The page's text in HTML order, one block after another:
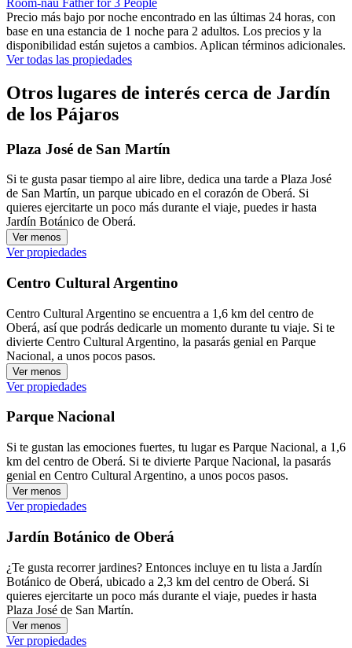
Precio más bajo por noche encontrado en las últimas 24 horas, con
base en una estancia de 1 noche para 2 adultos. Los precios y la
disponibilidad están sujetos a cambios. Aplican términos adicionales.
Ver todas las propiedades
Otros lugares de interés cerca de Jardín
de los Pájaros
Plaza José de San Martín
Si te gusta pasar tiempo al aire libre, dedica una tarde a Plaza José
de San Martín, un parque ubicado en el corazón de Oberá. Si
quieres ejercitarte un poco más durante el viaje, puedes ir hasta
Jardín Botánico de Oberá.
Ver menos
Ver propiedades
Centro Cultural Argentino
Centro Cultural Argentino se encuentra a 1,6 km del centro de
Oberá, así que podrás dedicarle un momento durante tu viaje. Si te
divierte Centro Cultural Argentino, la pasarás genial en Parque
Nacional, a unos pocos pasos.
Ver menos
Ver propiedades
Parque Nacional
Si te gustan las emociones fuertes, tu lugar es Parque Nacional, a 1,6
km del centro de Oberá. Si te divierte Parque Nacional, la pasarás
genial en Centro Cultural Argentino, a unos pocos pasos.
Ver menos
Ver propiedades
Jardín Botánico de Oberá
¿Te gusta recorrer jardines? Entonces incluye en tu lista a Jardín
Botánico de Oberá, ubicado a 2,3 km del centro de Oberá. Si
quieres ejercitarte un poco más durante el viaje, puedes ir hasta
Plaza José de San Martín.
Ver menos
Ver propiedades